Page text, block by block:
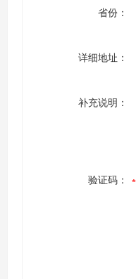
省份：
详细地址：
补充说明：
验证码：